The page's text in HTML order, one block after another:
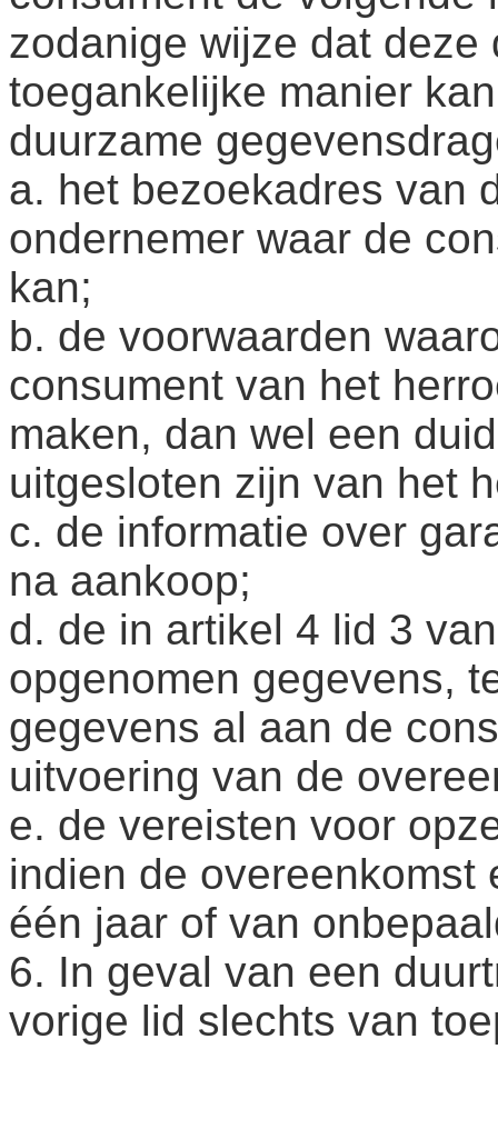
zodanige wijze dat
toegankelijke manier
duurzame
a. het bezoekadres van
ondernemer waar de
kan;
b. de voorwaarden
consument van het
maken, dan wel een
uitgesloten zijn van het
c. de informatie over
na aankoop;
d. de in artikel 4 lid 3
opgenomen gegevens,
gegevens al aan de
uitvoering van de
e. de vereisten voor
indien de overeenkomst
één jaar of van
6. In geval van een
vorige lid slechts van